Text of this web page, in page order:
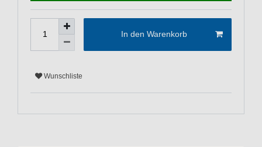
In den Warenkorb
Wunschliste